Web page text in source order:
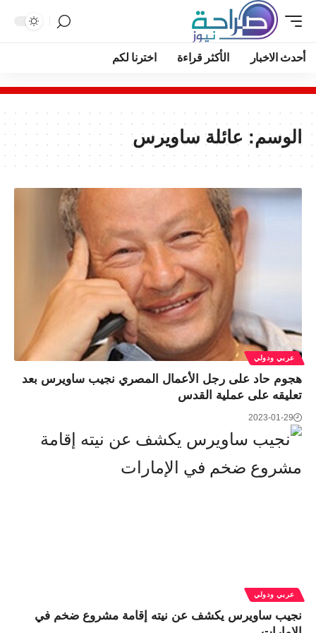
أحدث الاخبار الأكثر قراءة اخترنا لكم
الوسم: عائلة ساويرس
عربي ودولي
هجوم حاد على رجل الأعمال المصري نجيب ساويرس بعد
تعليقه على عملية القدس
2023-01-29
عربي ودولي
نجيب ساويرس يكشف عن نيته إقامة مشروع ضخم في